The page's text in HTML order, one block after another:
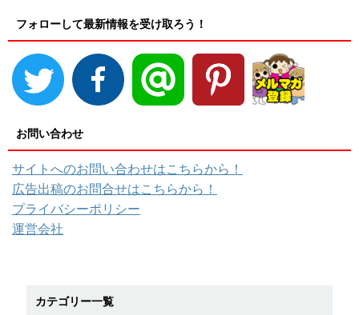
フォローして最新情報を受け取ろう！
お問い合わせ
サイトへのお問い合わせはこちらから！
広告出稿のお問合せはこちらから！
プライバシーポリシー
運営会社
カテゴリー一覧